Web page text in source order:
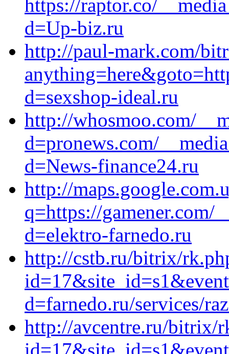
https://raptor.co/
d=Up-biz.ru
http://paul-mark.com/
d=sexshop-ideal.ru
http://whosmoo.com/
d=pronews.com/
d=News-finance24.ru
http://
q=https://gamener.com/
d=elektro-farnedo.ru
http://cstb.ru/bitrix/
d=farnedo.ru/services/
http://avcentre.ru/bitrix/